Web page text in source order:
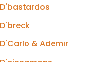
D'bastardos
D'breck
D'Carlo & Ademir